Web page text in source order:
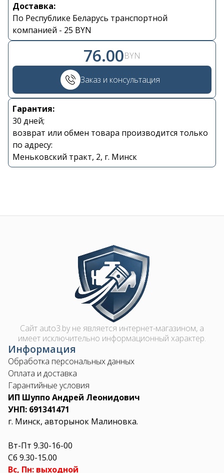
Доставка:
По Республике Беларусь транспортной
компанией - 25 BYN
76.00BYN
Заказ и консультация
Гарантия:
30 дней;
возврат или обмен товара производится только
по адресу:
Меньковский тракт, 2, г. Минск
Контакты
+375 29 870 15 80
Viber
shupik21@bk.ru
Image
Сайт auto3.by не является интернет-магазином, а
имеет исключительно информационный характер.
Информация
Обработка персональных данных
Оплата и доставка
Гарантийные условия
ИП Шуппо Андрей Леонидович
УНП: 691341471
г. Минск, авторынок Малиновка.
Вт-Пт 9.30-16-00
Сб 9.30-15.00
Вс, Пн: выходной